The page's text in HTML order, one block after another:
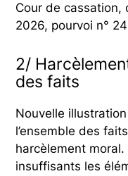
Cour de cassation,
2026, pourvoi n°
2/
des faits
Nouvelle
l’ensemble des
harcèlement moral.
insuffisants les